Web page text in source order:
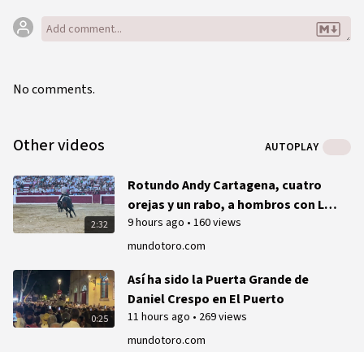
No comments.
Other videos AUTOPLAY
2:32
mundotoro.com
Rotundo Andy Cartagena, cuatro
orejas y un rabo, a hombros con Lea
Vicens y Guillermo Hermoso en
Ondara
9 hours ago • 160 views
0:25
mundotoro.com
Así ha sido la Puerta Grande de
Daniel Crespo en El Puerto
11 hours ago • 269 views